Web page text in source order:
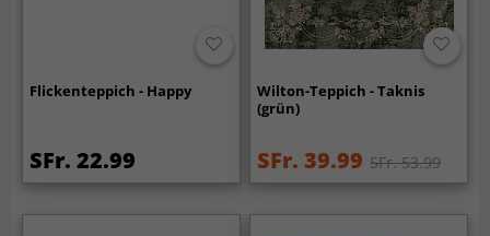
Flickenteppich - Happy
SFr. 22.99
Wilton-Teppich - Taknis
(grün)
SFr. 39.99 SFr. 53.99